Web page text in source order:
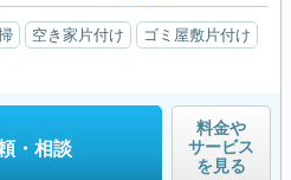
空き家片付け
ゴミ屋敷片付け
・相談
料金や
サービス
を見る